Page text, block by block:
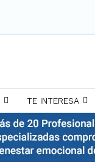
TE INTERESA